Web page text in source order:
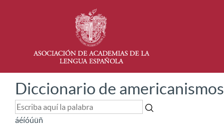
Diccionario de americanismos
áéíóúüñ